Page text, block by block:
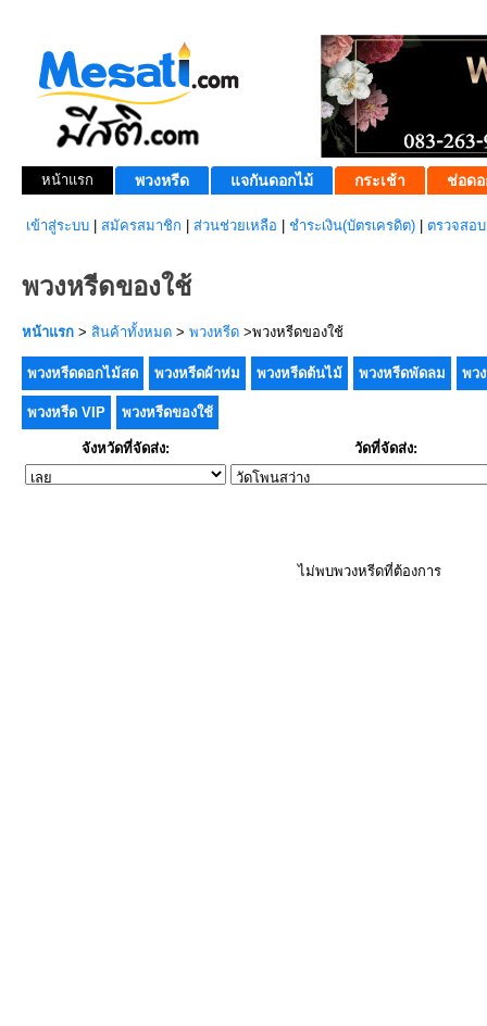
หน้าแรก พวงหรีด แจกันดอกไม้ กระเช้า ช่อดอ
เข้าสู่ระบบ สมัครสมาชิก ส่วนช่วยเหลือ ชำระเงิน(บัตรเครดิต) ตรวจสอ
พวงหรีดของใช้
หน้าแรก > สินค้าทั้งหมด > พวงหรีด >พวงหรีดของใช้
พวงหรีดดอกไม้สด พวงหรีดผ้าห่ม พวงหรีดต้นไม้ พวงหรีดพัดลม พว
พวงหรีด VIP พวงหรีดของใช้
จังหวัดที่จัดส่ง: วัดที่จัดส่ง:
ไม่พบพวงหรีดที่ต้องการ